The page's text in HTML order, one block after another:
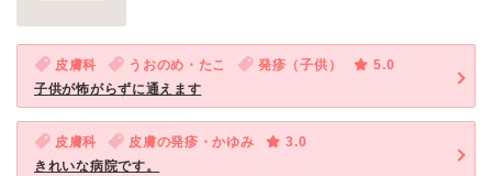
皮膚科 うおのめ・たこ 発疹（子供）
5.0
子供が怖がらずに通えます
皮膚科 皮膚の発疹・かゆみ
3.0
きれいな病院です。